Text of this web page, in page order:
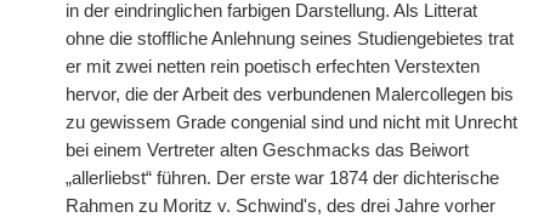
in der eindringlichen farbigen Darstellung. Als Litterat
ohne die stoffliche Anlehnung seines Studiengebietes trat
er mit zwei netten rein poetisch erfechten Verstexten
hervor, die der Arbeit des verbundenen Malercollegen bis
zu gewissem Grade congenial sind und nicht mit Unrecht
bei einem Vertreter alten Geschmacks das Beiwort
„allerliebst“ führen. Der erste war 1874 der dichterische
Rahmen zu Moritz v. Schwind's, des drei Jahre vorher